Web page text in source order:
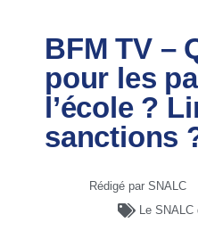
BFM TV –
pour les
l’école ?
sanctions
Rédigé par SNALC
Le